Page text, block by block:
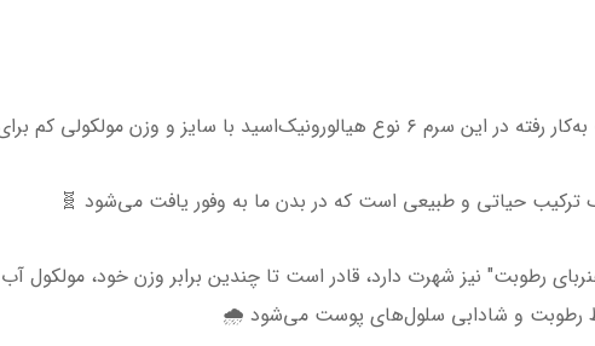
و وزن مولکولی کم برای آبرسانی عمیق تمامی لایه‌های پوست است 🌧
ترکیب حیاتی و طبیعی است که در بدن ما به وفور یافت می‌شود 🧬
رطوبت" نیز شهرت دارد، قادر است تا چندین برابر وزن خود، مولکول
رطوبت و شادابی سلول‌های پوست می‌شود 🌧